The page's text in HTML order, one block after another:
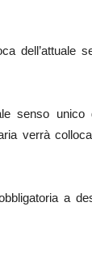
dell’attuale
senso unico
verrà
a